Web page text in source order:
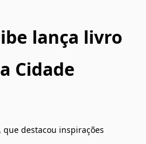
lança livro
Cidade
que destacou inspirações